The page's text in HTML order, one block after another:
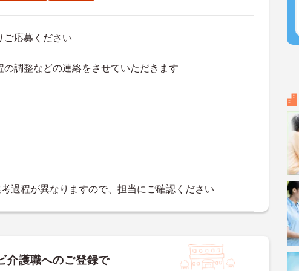
ご応募ください
の調整などの連絡をさせていただきます
過程が異なりますので、担当にご確認ください
介護職へのご登録で